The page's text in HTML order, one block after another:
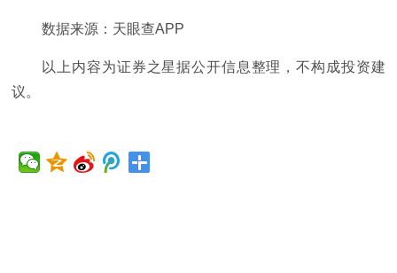
数据来源：天眼查APP
以上内容为证券之星据公开信息整理，不构成投资建
议。